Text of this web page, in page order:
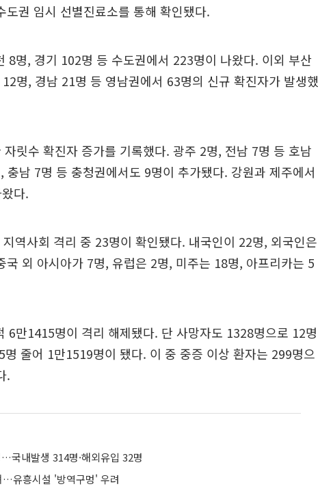
권 임시 선별진료소를 통해 확인됐다.
8명, 경기 102명 등 수도권에서 223명이 나왔다. 이외 부산
명, 경남 21명 등 영남권에서 63명의 신규 확진자가 발생했
릿수 확진자 증가를 기록했다. 광주 2명, 전남 7명 등 호남
남 7명 등 충청권에서도 9명이 추가됐다. 강원과 제주에서
다.
역사회 격리 중 23명이 확인됐다. 내국인이 22명, 외국인은
국 외 아시아가 7명, 유럽은 2명, 미주는 18명, 아프리카는 5
6만1415명이 격리 해제됐다. 단 사망자도 1328명으로 12명
줄어 1만1519명이 됐다. 이 중 중증 이상 환자는 299명으
.
국내발생 314명·해외유입 32명
…유흥시설 '방역구멍' 우려